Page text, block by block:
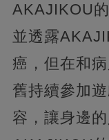
AKAJIKOU
並透露
癌，但在和
舊持續參加
容，讓身邊